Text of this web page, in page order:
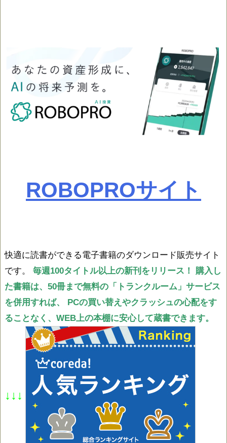
ROBOPROサイト
快適に読書ができる電子書籍のダウンロード販売サイト
です。 毎週100タイトル以上の新刊をリリース！
購入し
た書籍は、50冊まで無料の「トランクルーム」サービス
を併用すれば、
PCの買い替えやクラッシュの心配をす
ることなく、WEB上の本棚に安心して蔵書できます。
↓↓↓